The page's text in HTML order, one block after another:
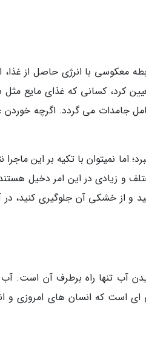
آب رابطه معکوسی با انرژی حاصل از
وعده ها و افزایش وزن دارد. یک تحقیق دیگر بر روی 24 زن تعیین کرد، کسانی که غذای
جامدات می گردد. اگرچه خوردن
اما نمیتوان با تکیه بر این ماجرا
و زیادی در این امر دخیل
و از خشکی آن جلوگیری کنید، در
آب تنها راه برطرف آن است. آب
ای است که انسان های امروزی و